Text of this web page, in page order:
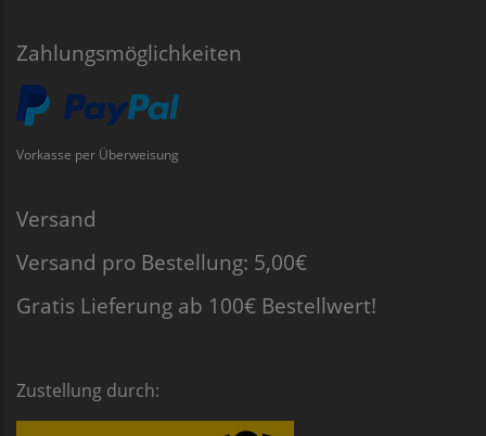
Zahlungsmöglichkeiten
Vorkasse per Überweisung
Versand
Versand pro Bestellung: 5,00€
Gratis Lieferung ab 100€ Bestellwert!
Zustellung durch: